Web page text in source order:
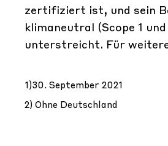
zertifiziert ist, und sein
klimaneutral (Scope 1
unterstreicht. Für
1)30. September 2021
2) Ohne Deutschland